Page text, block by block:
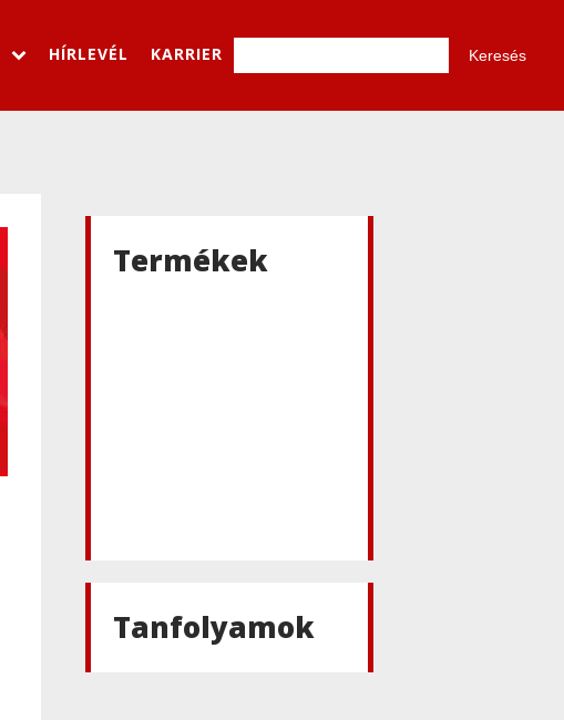
HÍRLEVÉL KARRIER
Termékek
Tanfolyamok